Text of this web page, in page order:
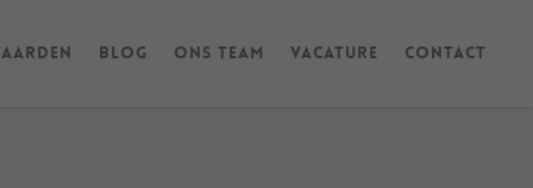
Blog Ons Team Vacature Contact